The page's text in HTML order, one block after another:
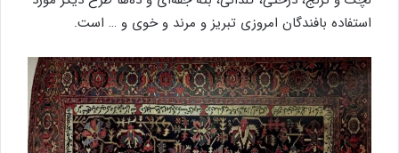
استفاده بافندگان امروزی تبریز و مرند و خوی و … است.